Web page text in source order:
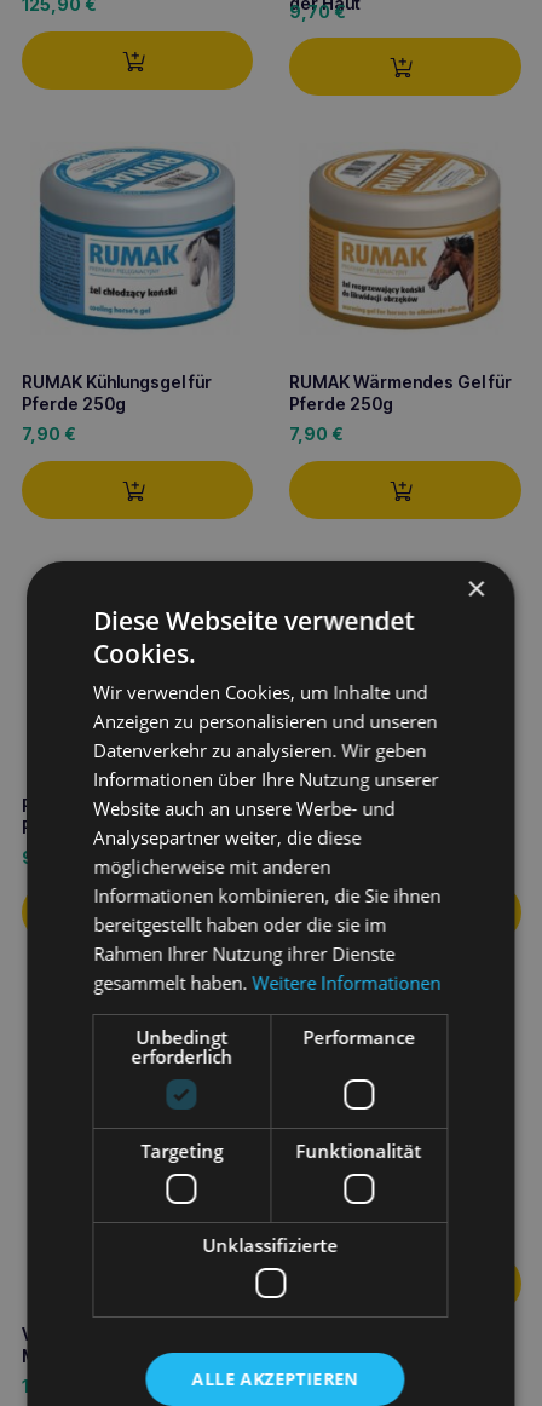
125,90 € 9,70€
RUMAK Kühlungsgel für
Pferde 250g
7,90 €
RUMAK Wärmendes Gel für
Pferde 250g
7,90 €
RUMAK Gel für blaue
Flecken für Pferde 500g
9,90
RUMAK Wärmendes Gel für
Pferde 500g
9,90
VETOQUINOL Equistro
Mega Base Junior 1000ml
113,30
Vetoquinol equistro ipaligo
Fohlen 3*14g
40,30€
×
Diese Webseite verwendet
Cookies.
Wir verwenden Cookies, um Inhalte und
Anzeigen zu personalisieren und unseren
Datenverkehr zu analysieren. Wir geben
Informationen über Ihre Nutzung unserer
Website auch an unsere Werbe- und
Analysepartner weiter, die diese
möglicherweise mit anderen
Informationen kombinieren, die Sie ihnen
bereitgestellt haben oder die sie im
Rahmen Ihrer Nutzung ihrer Dienste
gesammelt haben.Weitere Informationen
Unbedingt
erforderlich
Performance
Targeting Funktionalität
Unklassifizierte
ALLE AKZEPTIEREN